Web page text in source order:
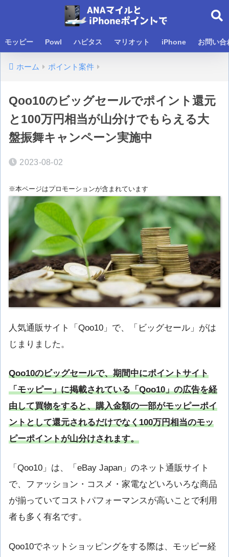
モッピー Powl ハピタス マリオット iPhone お問い合
ホーム ポイント案件
Qoo10のビッグセールでポイント還元
と100万円相当が山分けでもらえる大
盤振舞キャンペーン実施中
2023-08-02
※本ページはプロモーションが含まれています
人気通販サイト「Qoo10」で、「ビッグセール」がは
じまりました。
Qoo10のビッグセールで、期間中にポイントサイト
「モッピー」に掲載されている「Qoo10」の広告を経
由して買物をすると、購入金額の一部がモッピーポイ
ントとして還元されるだけでなく100万円相当のモッ
ピーポイントが山分けされます。
「Qoo10」は、「eBay Japan」のネット通販サイト
で、ファッション・コスメ・家電などいろいろな商品
が揃っていてコストパフォーマンスが高いことで利用
者も多く有名です。
Qoo10でネットショッピングをする際は、モッピー経